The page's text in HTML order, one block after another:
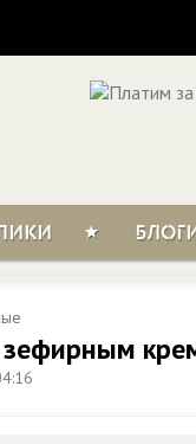
зефирным